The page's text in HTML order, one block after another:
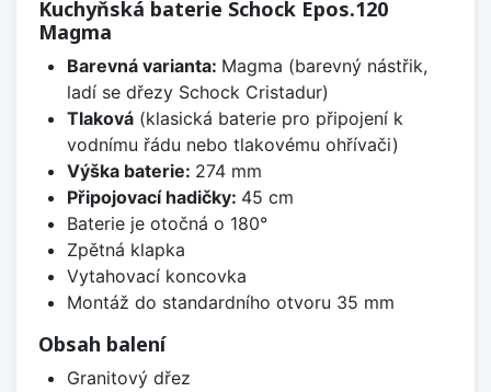
Kuchyňská baterie Schock Epos.120
Magma
Barevná varianta: Magma (barevný nástřik,
ladí se dřezy Schock Cristadur)
Tlaková(klasická baterie pro připojení k
vodnímu řádu nebo tlakovému ohřívači)
Výška baterie: 274 mm
Připojovací hadičky: 45 cm
Baterie je otočná o 180°
Zpětná klapka
Vytahovací koncovka
Montáž do standardního otvoru 35 mm
Obsah balení
Granitový dřez